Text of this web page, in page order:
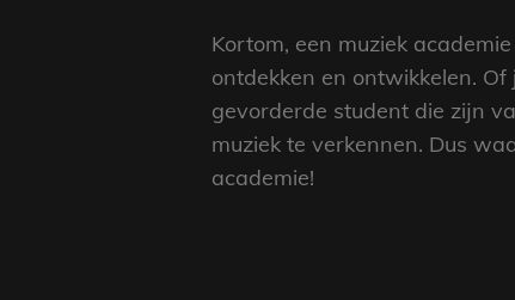
Kortom, een muziek
ontdekken en ontwikkelen.
gevorderde student die zijn
muziek te verkennen. Dus
academie!